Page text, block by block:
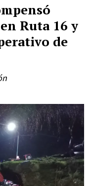
Ruta 16 y
de